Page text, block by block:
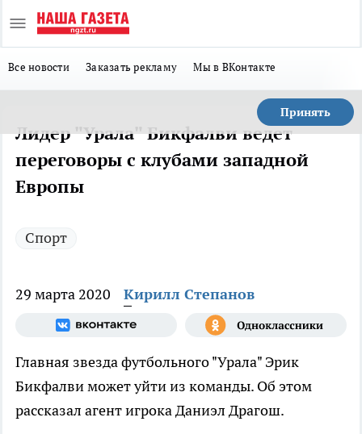
Все новости Заказать рекламу Мы в ВКонтакте
Принять
Лидер "Урала" Бикфалви ведет
переговоры с клубами западной
Европы
Спорт
29 марта 2020 Кирилл Степанов
Главная звезда футбольного "Урала" Эрик
Бикфалви может уйти из команды. Об этом
рассказал агент игрока Даниэл Драгош.